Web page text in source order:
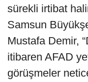
sürekli irtibat
Samsun
Mustafa Demir,
itibaren AFAD
görüşmeler